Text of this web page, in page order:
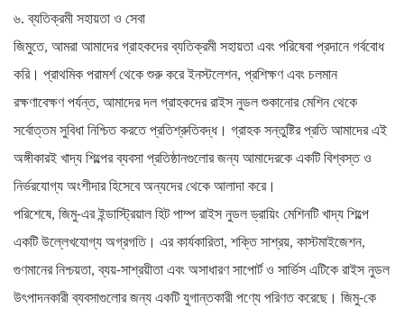
৬. ব্যতিক্রমী সহায়তা ও সেবা
জিমুতে, আমরা আমাদের গ্রাহকদের ব্যতিক্রমী সহায়তা এবং পরিষেবা প্রদানে গর্ববোধ
করি। প্রাথমিক পরামর্শ থেকে শুরু করে ইনস্টলেশন, প্রশিক্ষণ এবং চলমান
রক্ষণাবেক্ষণ পর্যন্ত, আমাদের দল গ্রাহকদের রাইস নুডল শুকানোর মেশিন থেকে
সর্বোত্তম সুবিধা নিশ্চিত করতে প্রতিশ্রুতিবদ্ধ। গ্রাহক সন্তুষ্টির প্রতি আমাদের এই
অঙ্গীকারই খাদ্য শিল্পের ব্যবসা প্রতিষ্ঠানগুলোর জন্য আমাদেরকে একটি বিশ্বস্ত ও
নির্ভরযোগ্য অংশীদার হিসেবে অন্যদের থেকে আলাদা করে।
পরিশেষে, জিমু-এর ইন্ডাস্ট্রিয়াল হিট পাম্প রাইস নুডল ড্রায়িং মেশিনটি খাদ্য শিল্পে
একটি উল্লেখযোগ্য অগ্রগতি। এর কার্যকারিতা, শক্তি সাশ্রয়, কাস্টমাইজেশন,
গুণমানের নিশ্চয়তা, ব্যয়-সাশ্রয়ীতা এবং অসাধারণ সাপোর্ট ও সার্ভিস এটিকে রাইস নুডল
উৎপাদনকারী ব্যবসাগুলোর জন্য একটি যুগান্তকারী পণ্যে পরিণত করেছে। জিমু-কে